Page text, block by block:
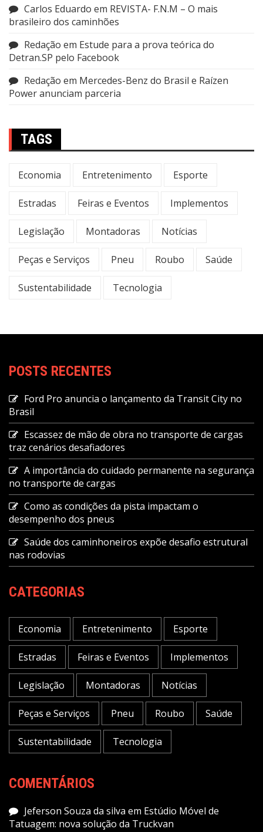
Carlos Eduardo em REVISTA- F.N.M – O mais
brasileiro dos caminhões
Redação em Estude para a prova teórica do
Detran.SP pelo Facebook
Redação em Mercedes-Benz do Brasil e Raízen
Power anunciam parceria
TAGS
Economia Entretenimento Esporte
Estradas Feiras e Eventos Implementos
Legislação Montadoras Notícias
Peças e Serviços Pneu Roubo Saúde
Sustentabilidade Tecnologia
POSTS RECENTES
Ford Pro anuncia o lançamento da Transit City no
Brasil
Escassez de mão de obra no transporte de cargas
traz cenários desafiadores
A importância do cuidado permanente na segurança
no transporte de cargas
Como as condições da pista impactam o
desempenho dos pneus
Saúde dos caminhoneiros expõe desafio estrutural
nas rodovias
CATEGORIAS
Economia Entretenimento Esporte
Estradas Feiras e Eventos Implementos
Legislação Montadoras Notícias
Peças e Serviços Pneu Roubo Saúde
Sustentabilidade Tecnologia
COMENTÁRIOS
Jeferson Souza da silva em Estúdio Móvel de
Tatuagem: nova solução da Truckvan